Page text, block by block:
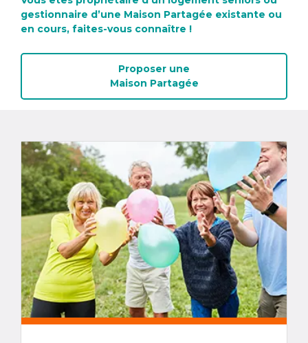
gestionnaire d’une Maison Partagée existante ou
en cours, faites-vous connaître !
Proposer une
Maison Partagée